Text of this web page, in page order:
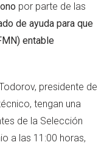
por parte de las
de ayuda para que
entable
presidente de
tengan una
de la Selección
a las 11:00 horas,